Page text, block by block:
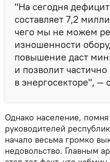
"На сегодня
составляет 7,2
чего мы не можем
изношенности
повышение даст
и позволит
в энергосекторе", —
Однако население,
руководителей
начало весьма громко
недовольство. Главным